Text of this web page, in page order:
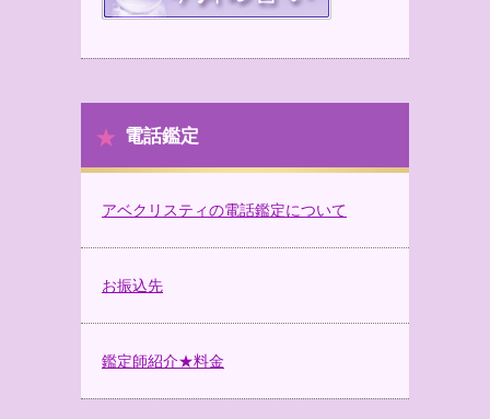
電話鑑定
アベクリスティの電話鑑定について
お振込先
鑑定師紹介★料金